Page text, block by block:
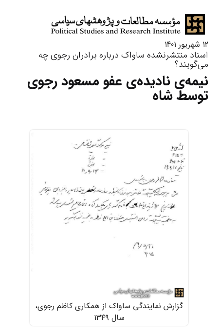
12 شهریور 1401
اسناد منتشرنشده ساواک درباره برادران رجوی چه
می‌گویند؟
نیمه‌ی نادیده‌ی عفو مسعود رجوی
توسط شاه
گزارش نمایندگی ساواک از همکاری کاظم رجوی،
سال ۱۳۴۹